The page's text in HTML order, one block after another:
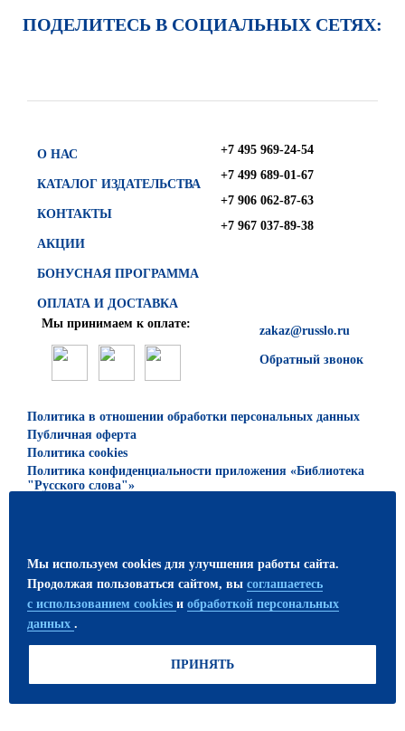
ПОДЕЛИТЕСЬ В СОЦИАЛЬНЫХ СЕТЯХ:
О НАС
КАТАЛОГ ИЗДАТЕЛЬСТВА
КОНТАКТЫ
АКЦИИ
БОНУСНАЯ ПРОГРАММА
ОПЛАТА И ДОСТАВКА
+7 495 969-24-54
+7 499 689-01-67
+7 906 062-87-63
+7 967 037-89-38
zakaz@russlo.ru
Обратный звонок
Мы принимаем к оплате:
Политика в отношении обработки персональных данных
Публичная оферта
Политика cookies
Политика конфиденциальности приложения «Библиотека
"Русского слова"»
возможно только с письменного разрешения
издательства.
ПРИСОЕДИНЯЙТЕСЬ!
Мы используем cookies для улучшения работы сайта.
Продолжая пользоваться сайтом, вы соглашаетесь
с использованием cookies и обработкой персональных
данных .
ПРИНЯТЬ